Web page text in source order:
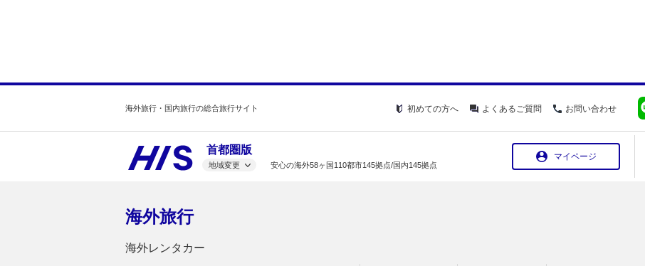
海外旅行・国内旅行の総合旅行サイト 初めての方へ よくあるご質問 お問い合わせ
安心の海外58ヶ国110都市145拠点/国内145拠点
首都圏版
地域変更
マイページ
海外旅行
海外レンタカー